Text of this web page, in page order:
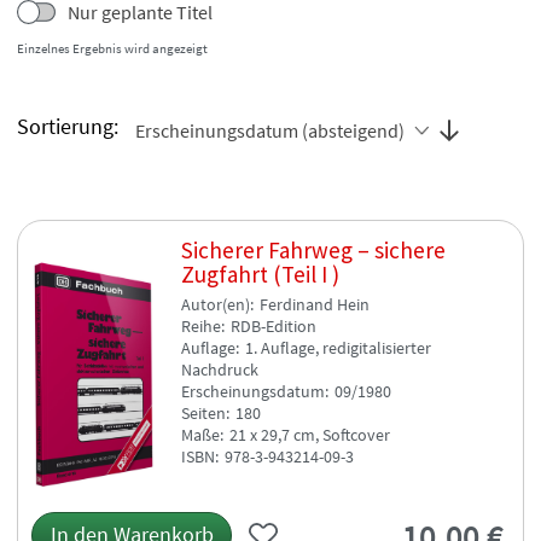
Nur geplante Titel
Einzelnes Ergebnis wird angezeigt
Sortierung: Erscheinungsdatum (absteigend)
Sicherer Fahrweg – sichere
Zugfahrt (Teil I )
Autor(en) Ferdinand Hein
Reihe RDB-Edition
Auflage 1. Auflage, redigitalisierter
Nachdruck
Erscheinungsdatum 09/1980
Seiten 180
Maße 21 x 29,7 cm, Softcover
ISBN 978-3-943214-09-3
In den Warenkorb